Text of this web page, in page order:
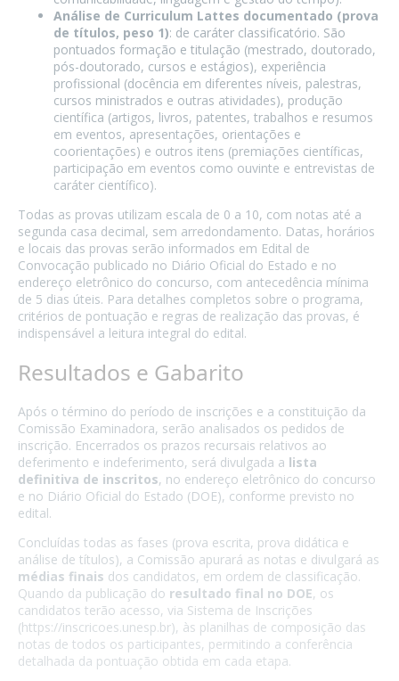
Análise de Curriculum Lattes documentado (prova
de títulos, peso 1): de caráter classificatório. São
pontuados formação e titulação (mestrado, doutorado,
pós-doutorado, cursos e estágios), experiência
profissional (docência em diferentes níveis, palestras,
cursos ministrados e outras atividades), produção
científica (artigos, livros, patentes, trabalhos e resumos
em eventos, apresentações, orientações e
coorientações) e outros itens (premiações científicas,
participação em eventos como ouvinte e entrevistas de
caráter científico).
Todas as provas utilizam escala de 0 a 10, com notas até a
segunda casa decimal, sem arredondamento. Datas, horários
e locais das provas serão informados em Edital de
Convocação publicado no Diário Oficial do Estado e no
endereço eletrônico do concurso, com antecedência mínima
de 5 dias úteis. Para detalhes completos sobre o programa,
critérios de pontuação e regras de realização das provas, é
indispensável a leitura integral do edital.
Resultados e Gabarito
Após o término do período de inscrições e a constituição da
Comissão Examinadora, serão analisados os pedidos de
inscrição. Encerrados os prazos recursais relativos ao
deferimento e indeferimento, será divulgada a lista
definitiva de inscritos, no endereço eletrônico do concurso
e no Diário Oficial do Estado (DOE), conforme previsto no
edital.
Concluídas todas as fases (prova escrita, prova didática e
análise de títulos), a Comissão apurará as notas e divulgará as
médias finais dos candidatos, em ordem de classificação.
Quando da publicação do resultado final no DOE, os
candidatos terão acesso, via Sistema de Inscrições
(https://inscricoes.unesp.br), às planilhas de composição das
notas de todos os participantes, permitindo a conferência
detalhada da pontuação obtida em cada etapa.